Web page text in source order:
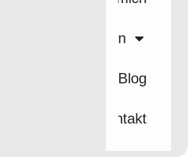
Leistungen
Blog
Kontakt